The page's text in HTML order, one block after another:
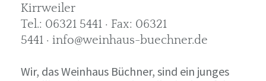
Kirrweiler
Tel.: 06321 5441 · Fax: 06321
5441 · info@weinhaus-buechner.de
Wir, das Weinhaus Büchner, sind ein junges